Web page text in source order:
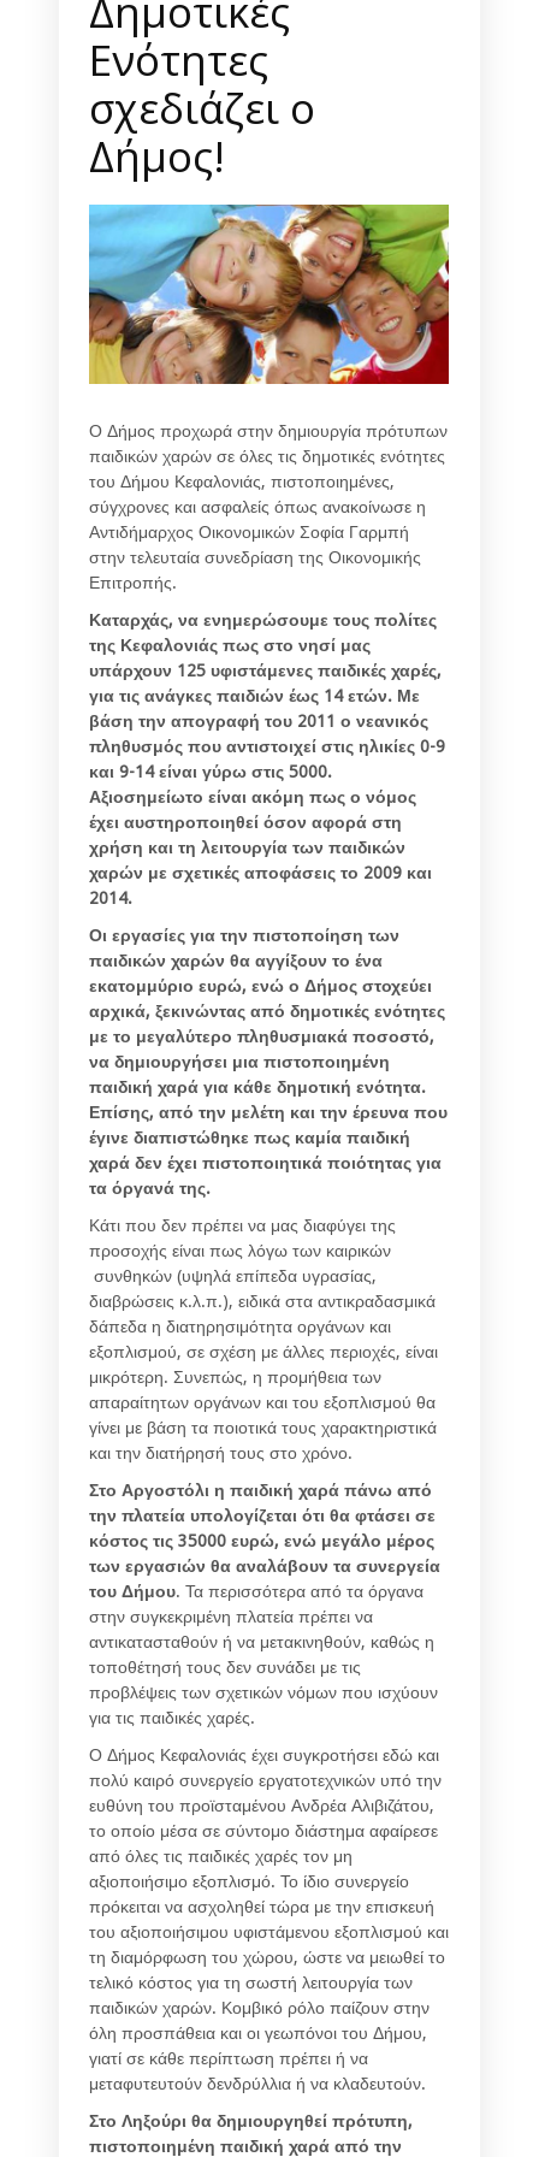
Ενότητες
σχεδιάζει ο
Δήμος!
Ο Δήμος προχωρά στην δημιουργία πρότυπων
παιδικών χαρών σε όλες τις δημοτικές ενότητες
του Δήμου Κεφαλονιάς, πιστοποιημένες,
σύγχρονες και ασφαλείς όπως ανακοίνωσε η
Αντιδήμαρχος Οικονομικών Σοφία Γαρμπή
στην τελευταία συνεδρίαση της Οικονομικής
Επιτροπής.
Καταρχάς, να ενημερώσουμε τους πολίτες
της Κεφαλονιάς πως στο νησί μας
υπάρχουν 125 υφιστάμενες παιδικές χαρές,
για τις ανάγκες παιδιών έως 14 ετών. Με
βάση την απογραφή του 2011 ο νεανικός
πληθυσμός που αντιστοιχεί στις ηλικίες 0-9
και 9-14 είναι γύρω στις 5000.
Αξιοσημείωτο είναι ακόμη πως ο νόμος
έχει αυστηροποιηθεί όσον αφορά στη
χρήση και τη λειτουργία των παιδικών
χαρών με σχετικές αποφάσεις το 2009 και
2014.
Οι εργασίες για την πιστοποίηση των
παιδικών χαρών θα αγγίξουν το ένα
εκατομμύριο ευρώ, ενώ ο Δήμος στοχεύει
αρχικά, ξεκινώντας από δημοτικές ενότητες
με το μεγαλύτερο πληθυσμιακά ποσοστό,
να δημιουργήσει μια πιστοποιημένη
παιδική χαρά για κάθε δημοτική ενότητα.
Επίσης, από την μελέτη και την έρευνα που
έγινε διαπιστώθηκε πως καμία παιδική
χαρά δεν έχει πιστοποιητικά ποιότητας για
τα όργανά της.
Κάτι που δεν πρέπει να μας διαφύγει της
προσοχής είναι πως λόγω των καιρικών
συνθηκών (υψηλά επίπεδα υγρασίας,
διαβρώσεις κ.λ.π.), ειδικά στα αντικραδασμικά
δάπεδα η διατηρησιμότητα οργάνων και
εξοπλισμού, σε σχέση με άλλες περιοχές, είναι
μικρότερη. Συνεπώς, η προμήθεια των
απαραίτητων οργάνων και του εξοπλισμού θα
γίνει με βάση τα ποιοτικά τους χαρακτηριστικά
και την διατήρησή τους στο χρόνο.
Στο Αργοστόλι η παιδική χαρά πάνω από
την πλατεία υπολογίζεται ότι θα φτάσει σε
κόστος τις 35000 ευρώ, ενώ μεγάλο μέρος
των εργασιών θα αναλάβουν τα συνεργεία
του Δήμου. Τα περισσότερα από τα όργανα
στην συγκεκριμένη πλατεία πρέπει να
αντικατασταθούν ή να μετακινηθούν, καθώς η
τοποθέτησή τους δεν συνάδει με τις
προβλέψεις των σχετικών νόμων που ισχύουν
για τις παιδικές χαρές.
Ο Δήμος Κεφαλονιάς έχει συγκροτήσει εδώ και
πολύ καιρό συνεργείο εργατοτεχνικών υπό την
ευθύνη του προϊσταμένου Ανδρέα Αλιβιζάτου,
το οποίο μέσα σε σύντομο διάστημα αφαίρεσε
από όλες τις παιδικές χαρές τον μη
αξιοποιήσιμο εξοπλισμό. Το ίδιο συνεργείο
πρόκειται να ασχοληθεί τώρα με την επισκευή
του αξιοποιήσιμου υφιστάμενου εξοπλισμού και
τη διαμόρφωση του χώρου, ώστε να μειωθεί το
τελικό κόστος για τη σωστή λειτουργία των
παιδικών χαρών. Κομβικό ρόλο παίζουν στην
όλη προσπάθεια και οι γεωπόνοι του Δήμου,
γιατί σε κάθε περίπτωση πρέπει ή να
μεταφυτευτούν δενδρύλλια ή να κλαδευτούν.
Στο Ληξούρι θα δημιουργηθεί πρότυπη,
πιστοποιημένη παιδική χαρά από την